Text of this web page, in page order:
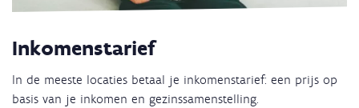
Inkomenstarief
In de meeste locaties betaal je inkomenstarief: een prijs op
basis van je inkomen en gezinssamenstelling.